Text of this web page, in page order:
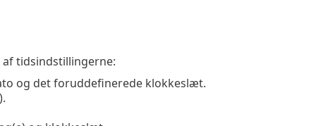
tidsindstillingerne:
og det foruddefinerede klokkeslæt.